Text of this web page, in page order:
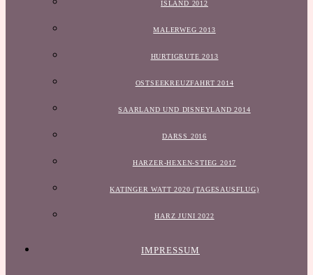
ISLAND 2012
MALERWEG 2013
HURTIGRUTE 2013
OSTSEEKREUZFAHRT 2014
SAARLAND UND DISNEYLAND 2014
DARSS 2016
HARZER-HEXEN-STIEG 2017
KATINGER WATT 2020 (TAGESAUSFLUG)
HARZ JUNI 2022
IMPRESSUM